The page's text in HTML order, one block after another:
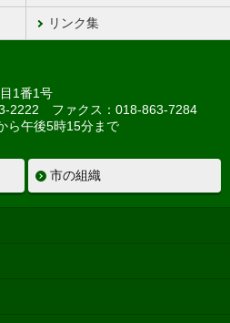
リンク集
1番1号
2222 ファクス：018-863-7284
ら午後5時15分まで
市の組織